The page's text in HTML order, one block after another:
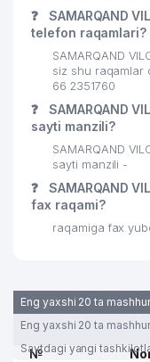
❓
SAMARQAND
telefon raqamlari?
SAMARQAND
siz shu raqamlar
66 2351760
❓
SAMARQAND
sayti manzili?
SAMARQAND
sayti manzili -
❓
SAMARQAND
fax raqami?
raqamiga fax
Eng yaxshi 20 ta
Eng yaxshi 20 ta
Saytdagi yangi
№